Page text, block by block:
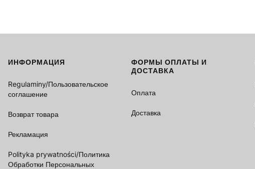
Footer menu
ИНФОРМАЦИЯ
Regulaminy/Пользовательское
соглашение
Возврат товара
Рекламация
Polityka prywatności/Политика
Обработки Персональных
ФОРМЫ ОПЛАТЫ И
ДОСТАВКА
Оплата
Доставка